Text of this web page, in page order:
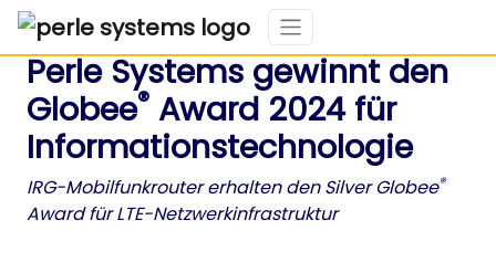
Perle Systems gewinnt den
Globee® Award 2024 für
Informationstechnologie
IRG-Mobilfunkrouter erhalten den Silver Globee®
Award für LTE-Netzwerkinfrastruktur